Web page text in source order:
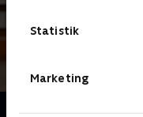
Statistik
Marketing